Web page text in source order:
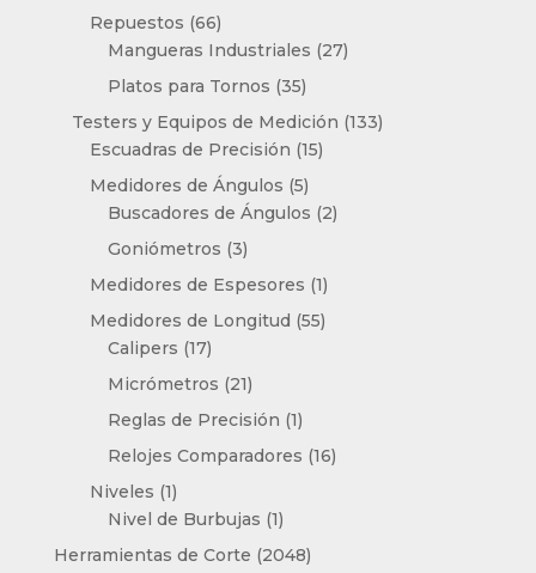
productos
Repuestos 6666
productos
Mangueras Industriales 2727
Platos para Tornos 3535
productos
Testers y Equipos de Medición 133133
Escuadras de Precisión 1515
Medidores de Ángulos 55
productos
Buscadores de Ángulos 22
Goniómetros 33
productos
Medidores de Espesores 11
producto
Medidores de Longitud 5555
Calipers 1717
productos
Micrómetros 2121
productos
Reglas de Precisión 11
producto
Relojes Comparadores 1616
Niveles 11
producto
Nivel de Burbujas 11
producto
Herramientas de Corte 20482048